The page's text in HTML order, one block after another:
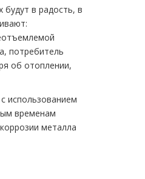
в радость, в
потребитель
об отоплении,
использованием
временам
металла